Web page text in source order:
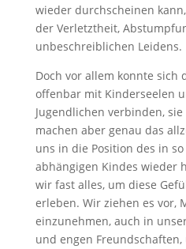
wieder durchscheinen
der Verletztheit,
unbeschreiblichen Leidens.
Doch vor allem konnte sich
offenbar mit Kinderseelen
Jugendlichen verbinden,
machen aber genau das
uns in die Position des in
abhängigen Kindes wieder
wir fast alles, um diese
erleben. Wir ziehen es vor,
einzunehmen, auch in
und engen